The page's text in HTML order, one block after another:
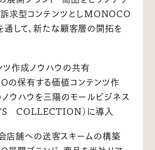
訴求型コンテンツとしMONOCO
通して、新たな顧客層の開拓を
作成ノウハウの共有
の保有する価値コンテンツ作
ノウハウを三陽のモールビジネス
COLLECTION）に導入
店舗への送客スキームの構築